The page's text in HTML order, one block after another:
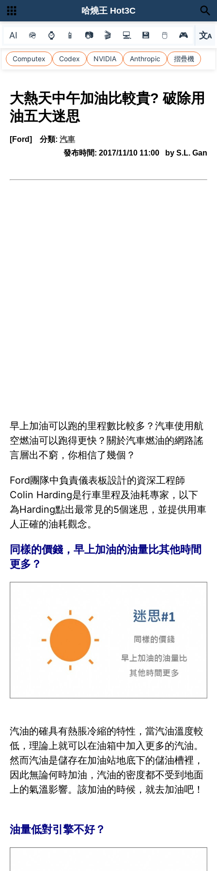
AI 🪖 ⌚ 📱 📷 🎬 💻 💾 🖱 🎮 文A
選
Computex Codex NVIDIA Anthropic 摺疊機
哈燒王 Hot3C
大熱天中午加油比較貴? 破除用
油五大迷思
[Ford] 分類: 汽車
發布時間: 2017/11/10 11:00 by S.L. Gan
早上加油可以跑的里程數比較多？汽車使用航
空燃油可以跑得更快？關於汽車燃油的網路謠
言層出不窮，你相信了幾個？
Ford團隊中負責儀表板設計的資深工程師
Colin Harding是行車里程及油耗專家，以下
為Harding點出最常見的5個迷思，並提供用車
人正確的油耗觀念。
同樣的價錢，早上加油的油量比其他時間
更多？
汽油的確具有熱脹冷縮的特性，當汽油溫度較
低，理論上就可以在油箱中加入更多的汽油。
然而汽油是儲存在加油站地底下的儲油槽裡，
因此無論何時加油，汽油的密度都不受到地面
上的氣溫影響。該加油的時候，就去加油吧！
油量低對引擎不好？